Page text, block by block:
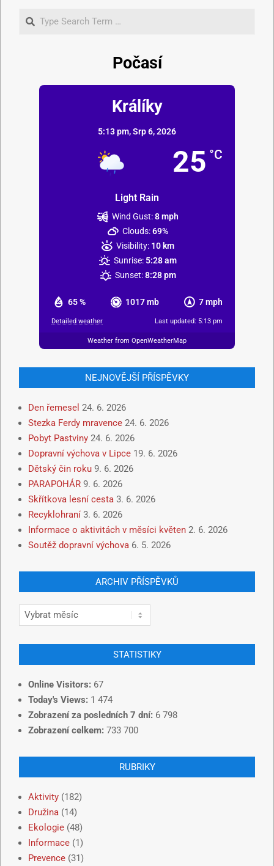
Počasí
Králíky
5:13 pm,Srp 6, 2026
25 °C
Light Rain
65 % 1017 mb 7 mph
Wind Gust:8 mph
Clouds:69%
Visibility: 10 km
Sunrise: 5:28 am
Sunset: 8:28 pm
Detailed weather Last updated: 5:13 pm
Weather from OpenWeatherMap
NEJNOVĚJŠÍ PŘÍSPĚVKY
Den řemesel 24. 6. 2026
Stezka Ferdy mravence 24. 6. 2026
Pobyt Pastviny 24. 6. 2026
Dopravní výchova v Lipce 19. 6. 2026
Dětský čin roku 9. 6. 2026
PARAPOHÁR 9. 6. 2026
Skřítkova lesní cesta 3. 6. 2026
Recyklohraní 3. 6. 2026
Informace o aktivitách v měsíci květen 2. 6. 2026
Soutěž dopravní výchova 6. 5. 2026
ARCHIV PŘÍSPĚVKŮ
STATISTIKY
Online Visitors: 67
Today's Views: 1 474
Zobrazení za posledních 7 dní: 6 798
Zobrazení celkem: 733 700
RUBRIKY
Aktivity (182)
Družina (14)
Ekologie (48)
Informace (1)
Prevence (31)